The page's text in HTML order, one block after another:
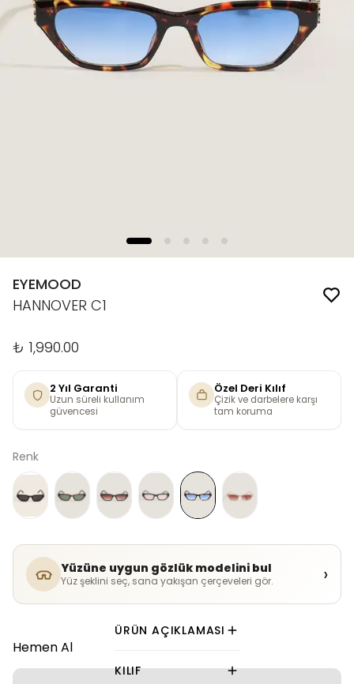
EYEMOOD
HANNOVER C1
₺ 1,990.00
2 Yıl Garanti
Uzun süreli kullanım
güvencesi
Özel Deri Kılıf
Çizik ve darbelere karşı
tam koruma
Renk
Yüzüne uygun gözlük modelini bul
Yüz şeklini seç, sana yakışan çerçeveleri gör. ›
Hemen Al
ÜRÜN AÇIKLAMASI
KILIF